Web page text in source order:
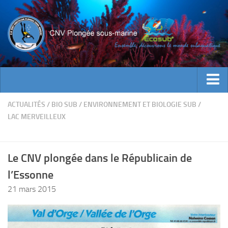
ACTUALITES
EVENEMENTS
Bienvenue
Contacts
Documents utiles
Encadrement
ACTUALITÉS / BIO SUB / ENVIRONNEMENT ET BIOLOGIE SUB /
LAC MERVEILLEUX
Le CNV plongée dans le Républicain de
l’Essonne
21 mars 2015